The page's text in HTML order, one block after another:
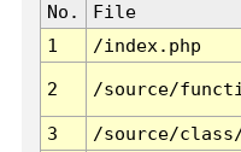
No. File
1
/index.php
2 /source/
3 /source/